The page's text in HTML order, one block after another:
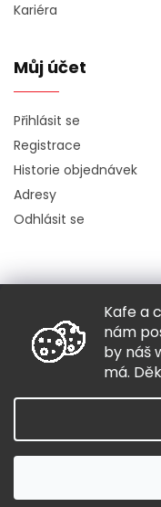
Kafe a
nám
by náš
má.
Kariéra
Můj účet
Přihlásit se
Registrace
Historie objednávek
Adresy
Odhlásit se
Copyright 2026Hugo
Grafický